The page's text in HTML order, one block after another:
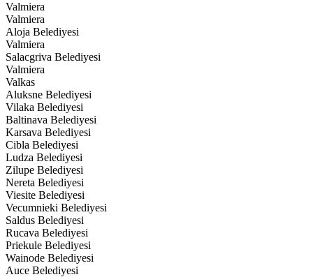
Valmiera
Valmiera
Aloja Belediyesi
Valmiera
Salacgriva Belediyesi
Valmiera
Valkas
Aluksne Belediyesi
Vilaka Belediyesi
Baltinava Belediyesi
Karsava Belediyesi
Cibla Belediyesi
Ludza Belediyesi
Zilupe Belediyesi
Nereta Belediyesi
Viesite Belediyesi
Vecumnieki Belediyesi
Saldus Belediyesi
Rucava Belediyesi
Priekule Belediyesi
Wainode Belediyesi
Auce Belediyesi